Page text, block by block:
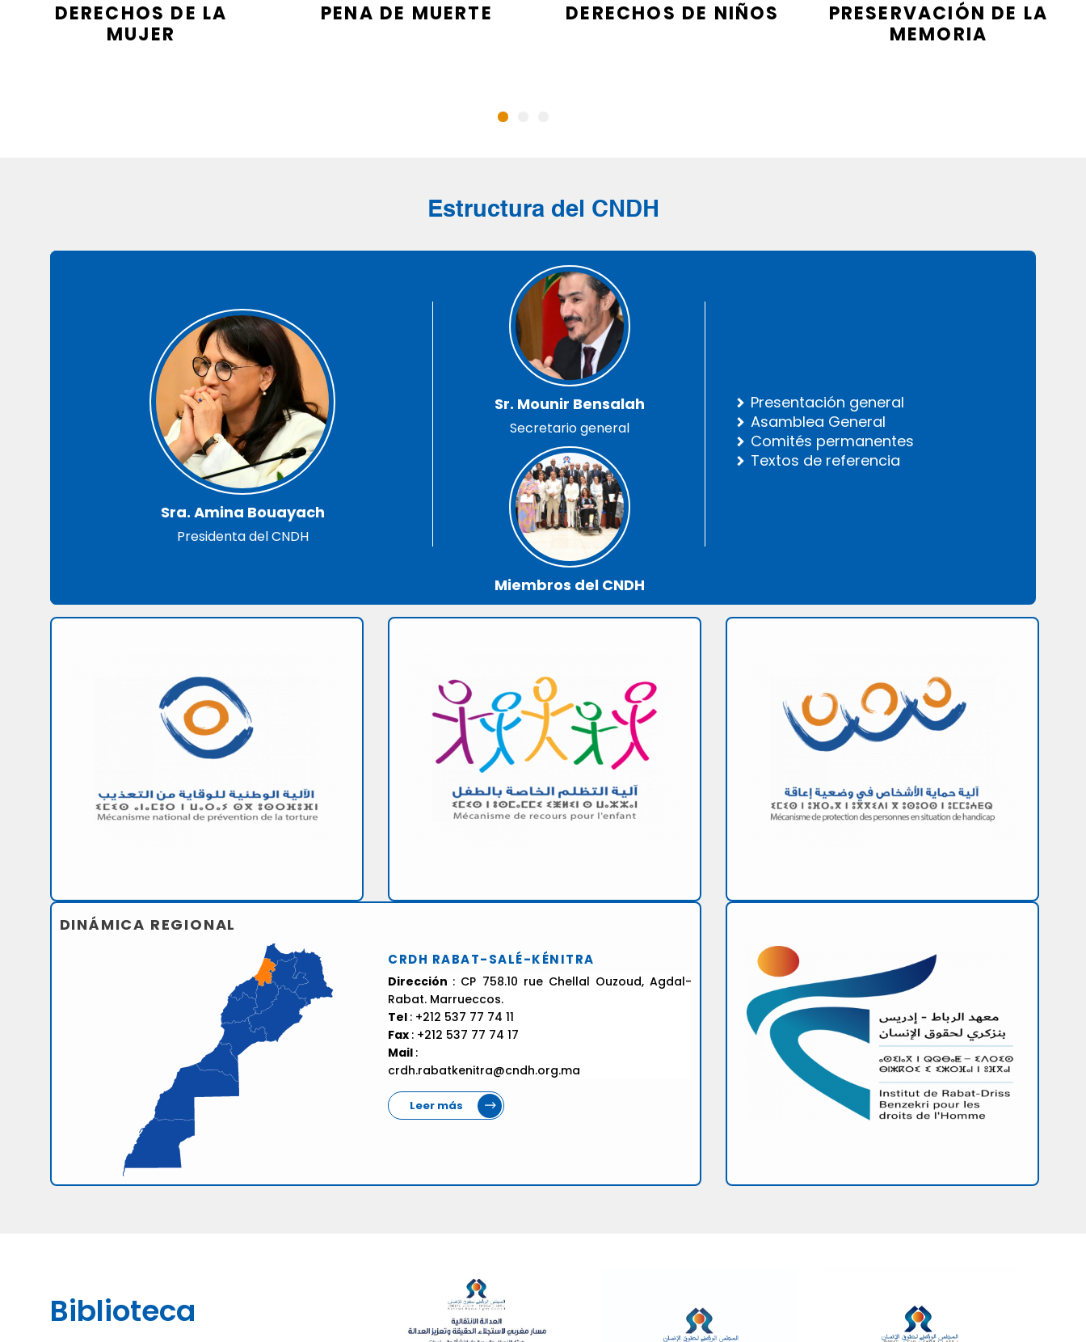
DERECHOS DE LA
MUJER
PENA DE MUERTE DERECHOS DE NIÑOS
PRESERVACIÓN DE LA
MEMORIA
Estructura del CNDH
Sra. Amina Bouayach
Presidenta del CNDH
Sr. Mounir Bensalah
Secretario general
Miembros del CNDH
Presentación general
Asamblea General
Comités permanentes
Textos de referencia
DINÁMICA REGIONAL
CRDH RABAT-SALÉ-KÉNITRA
Dirección : CP 758.10 rue Chellal Ouzoud, Agdal-
Rabat. Marrueccos.
Tel : +212 537 77 74 11
Fax : +212 537 77 74 17
Mail :
crdh.rabatkenitra@cndh.org.ma
Leer más
Biblioteca